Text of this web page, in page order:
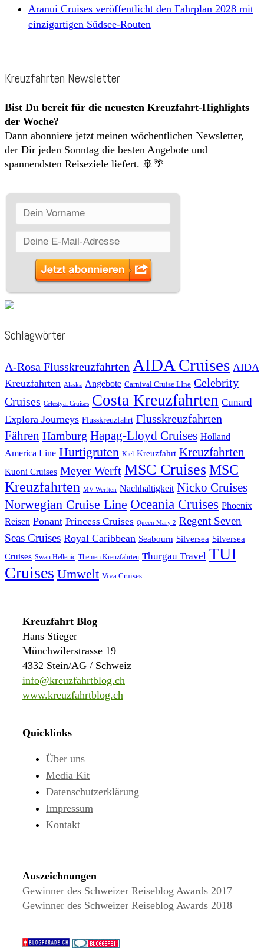
Aranui Cruises veröffentlicht den Fahrplan 2028 mit
einzigartigen Südsee-Routen
Kreuzfahrten Newsletter
Bist Du bereit für die neuesten Kreuzfahrt-Highlights
der Woche?
Dann abonniere jetzt meinen wöchentlichen Newsletter,
der Dir jeden Sonntag die besten Angebote und
spannendsten Reiseziele liefert. 🚢🌴
Schlagwörter
A-Rosa Flusskreuzfahrten AIDA Cruises AIDA
Kreuzfahrten
Alaska Angebote Carnival Cruise LIne Celebrity
Cruises Celestyal Cruises Costa Kreuzfahrten Cunard
Explora Journeys Flusskreuzfahrt Flusskreuzfahrten
Fähren Hamburg Hapag-Lloyd Cruises Holland
America Line Hurtigruten Kiel Kreuzfahrt Kreuzfahrten
Kuoni Cruises Meyer Werft MSC CruisesMSC
Kreuzfahrten MV Werften Nachhaltigkeit Nicko Cruises
Norwegian Cruise Line Oceania Cruises Phoenix
Reisen Ponant Princess Cruises Queen Mary 2 Regent Seven
Seas Cruises Royal Caribbean Seabourn Silversea Silversea
Cruises Swan Hellenic Themen Kreuzfahrten Thurgau Travel TUI
Cruises Umwelt Viva Cruises
Kreuzfahrt Blog
Hans Stieger
Münchwilerstrasse 19
4332 Stein/AG / Schweiz
info@kreuzfahrtblog.ch
www.kreuzfahrtblog.ch
Quicklinks
Über uns
Media Kit
Datenschutzerklärung
Impressum
Kontakt
Auszeichnungen
Gewinner des Schweizer Reiseblog Awards 2017
Gewinner des Schweizer Reiseblog Awards 2018